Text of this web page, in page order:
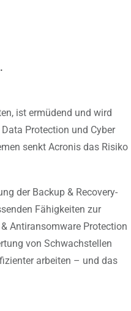
ist ermüdend und wird
Protection und Cyber
senkt Acronis das Risiko
der Backup & Recovery-
Fähigkeiten zur
Antiransomware Protection
von Schwachstellen
arbeiten – und das